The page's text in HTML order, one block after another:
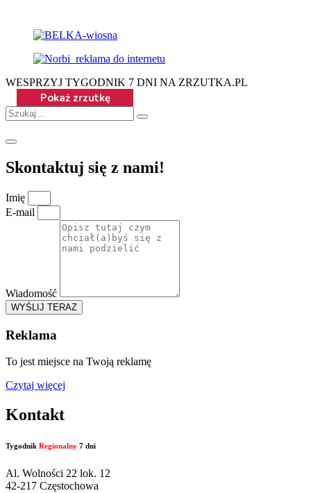
WESPRZYJ TYGODNIK 7 DNI NA ZRZUTKA.PL
Skontaktuj się z nami!
Imię
E-mail
Wiadomość
WYŚLIJ TERAZ
Reklama
To jest miejsce na Twoją reklamę
Czytaj więcej
Kontakt
Tygodnik Regionalny 7 dni
Al. Wolności 22 lok. 12
42-217 Częstochowa